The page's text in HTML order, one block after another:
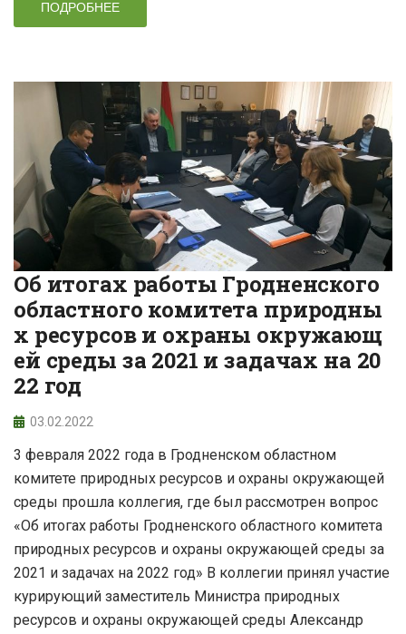
ПОДРОБНЕЕ
Об итогах работы Гродненского
областного комитета природны
х ресурсов и охраны окружающ
ей среды за 2021 и задачах на 20
22 год
03.02.2022
3 февраля 2022 года в Гродненском областном
комитете природных ресурсов и охраны окружающей
среды прошла коллегия, где был рассмотрен вопрос
«Об итогах работы Гродненского областного комитета
природных ресурсов и охраны окружающей среды за
2021 и задачах на 2022 год» В коллегии принял участие
курирующий заместитель Министра природных
ресурсов и охраны окружающей среды Александр